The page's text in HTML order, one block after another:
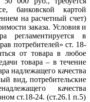
банковской картой
на расчетный счет)
заказа. Условия и
регламентируется в
потребителей» ст. 18-
от товара в любое
товара – в течение
надлежащего качества
вид, потребительские
качества
ст.18-24. (ст.26.1 п.5)